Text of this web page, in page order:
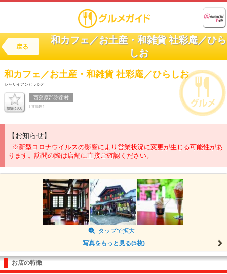
戻る
和カフェ／お土産・和雑貨 社彩庵／ひら
しお
和カフェ／お土産・和雑貨 社彩庵／ひらしお
シャサイアンヒラシオ
西蒲原郡弥彦村
[ 甘味処 ]
【お知らせ】
※新型コロナウイルスの影響により営業状況に変更が生じる可能性があ
ります。訪問の際は店舗に直接ご確認ください。
タップで拡大
写真をもっと見る(5枚)
お店の特徴